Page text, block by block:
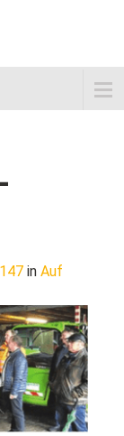
in Auf